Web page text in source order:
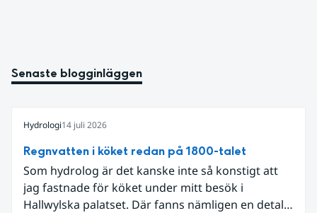
Senaste blogginläggen
Hydrologi14 juli 2026
Regnvatten i köket redan på 1800-talet
Som hydrolog är det kanske inte så konstigt att
jag fastnade för köket under mitt besök i
Hallwylska palatset. Där fanns nämligen en detalj